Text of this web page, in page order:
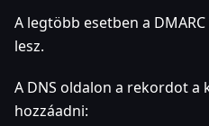
A legtöbb esetben a
lesz.
A DNS oldalon a rekordot a
hozzáadni: